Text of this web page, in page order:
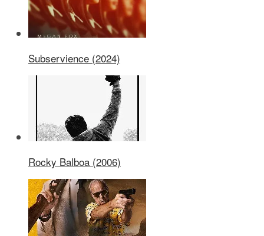
Subservience (2024)
Rocky Balboa (2006)